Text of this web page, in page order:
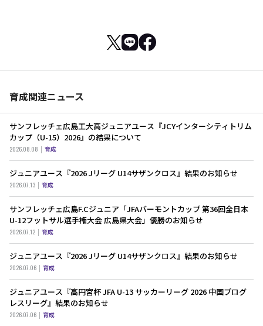
育成関連ニュース
サンフレッチェ広島工大高ジュニアユース『JCYインターシティトリム
カップ（U-15）2026』の結果について
2026.08.08 育成
ジュニアユース『2026 Jリーグ U14サザンクロス』結果のお知らせ
2026.07.13 育成
サンフレッチェ広島F.Cジュニア「JFAバーモントカップ 第36回全日本
U-12フットサル選手権大会 広島県大会」優勝のお知らせ
2026.07.12 育成
ジュニアユース『2026 Jリーグ U14サザンクロス』結果のお知らせ
2026.07.06 育成
ジュニアユース『高円宮杯 JFA U-13 サッカーリーグ 2026 中国プログ
レスリーグ』結果のお知らせ
2026.07.06 育成